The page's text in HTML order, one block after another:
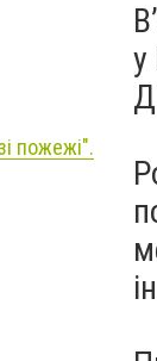
пожежі".
у